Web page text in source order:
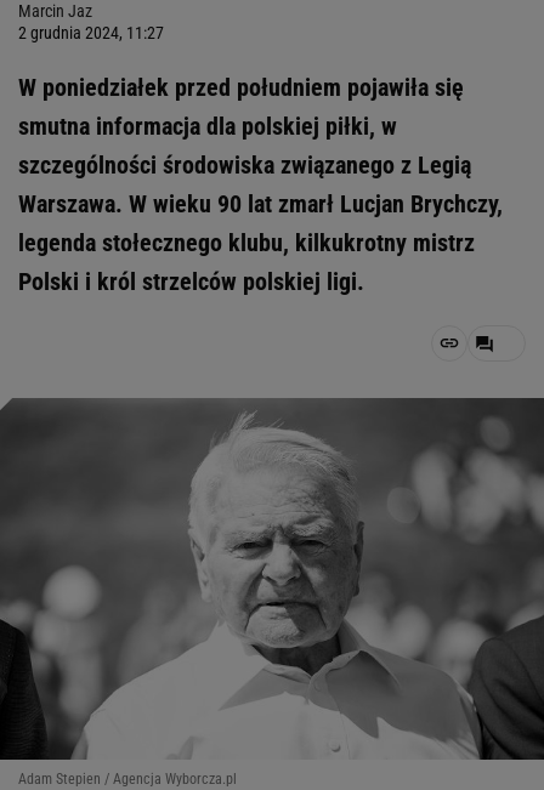
Marcin Jaz
2 grudnia 2024, 11:27
W poniedziałek przed południem pojawiła się
smutna informacja dla polskiej piłki, w
szczególności środowiska związanego z Legią
Warszawa. W wieku 90 lat zmarł Lucjan Brychczy,
legenda stołecznego klubu, kilkukrotny mistrz
Polski i król strzelców polskiej ligi.
Adam Stepien / Agencja Wyborcza.pl